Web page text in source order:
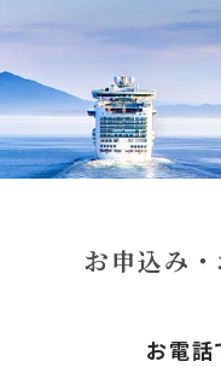
お申込み
お電話